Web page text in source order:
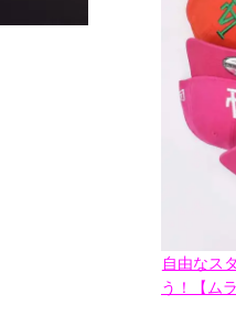
自由なス
う！【ム